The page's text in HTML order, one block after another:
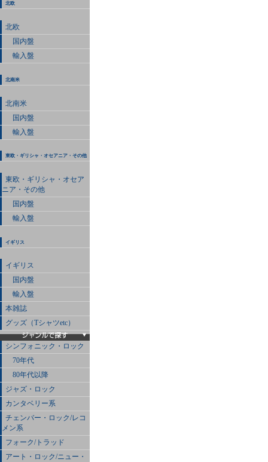
北欧
北欧
国内盤
輸入盤
北南米
北南米
国内盤
輸入盤
東欧・ギリシャ・オセアニア・その他
東欧・ギリシャ・オセア
ニア・その他
国内盤
輸入盤
イギリス
イギリス
国内盤
輸入盤
本雑誌
グッズ（Tシャツetc）
シンフォニック・ロック
70年代
80年代以降
ジャズ・ロック
カンタベリー系
チェンバー・ロック/レコ
メン系
フォーク/トラッド
アート・ロック/ニュー・